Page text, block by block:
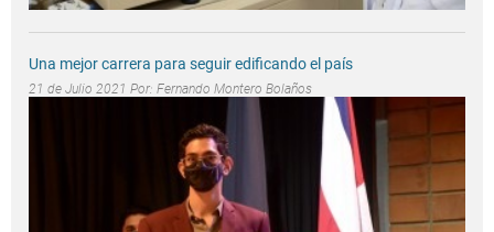
Una mejor carrera para seguir edificando el país
21 de Julio 2021 Por: Fernando Montero Bolaños